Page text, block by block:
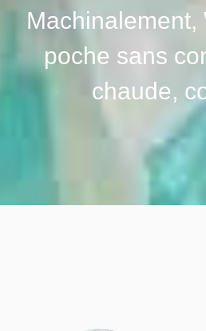
poche sans
chaude,